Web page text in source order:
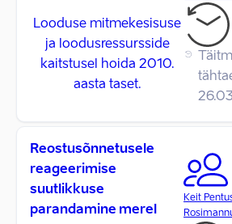
Looduse mitmekesisuse
ja loodusressursside
kaitstusel hoida 2010.
aasta taset.
Reostusõnnetusele
reageerimise
suutlikkuse
parandamine merel
Keit